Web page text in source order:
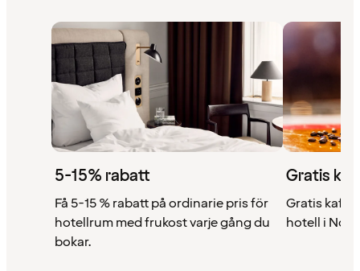
5-15% rabatt
Få 5-15 % rabatt på ordinarie pris för
hotellrum med frukost varje gång du
bokar.
Gratis
Gratis kaffe
hotell i